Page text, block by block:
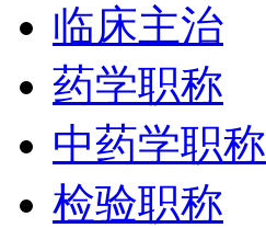
临床主治
药学职称
中药学职称
检验职称